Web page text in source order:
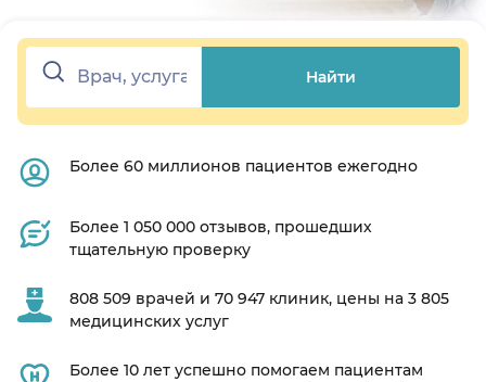
Найти
Более 60 миллионов пациентов ежегодно
Более 1 050 000 отзывов, прошедших
тщательную проверку
808 509 врачей и 70 947 клиник, цены на 3 805
медицинских услуг
Более 10 лет успешно помогаем пациентам